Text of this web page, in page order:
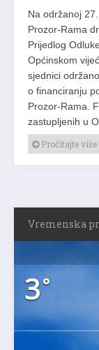
Na održanoj
Prozor-Rama
Prijedlog
Općinskom
sjednici
o financiranju
Prozor-Rama.
zastupljenih u
Pročitajte više
Vremenska
3°